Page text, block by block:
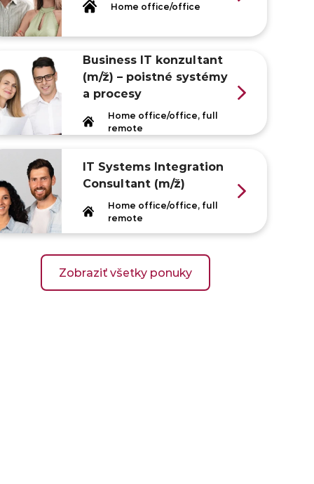
Home office/office
Business IT konzultant
(m/ž) – poistné systémy
a procesy
Home office/office, full
remote
IT Systems Integration
Consultant (m/ž)
Home office/office, full
remote
Zobraziť všetky ponuky